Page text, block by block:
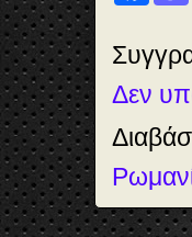
b
o
o
k
Δεν